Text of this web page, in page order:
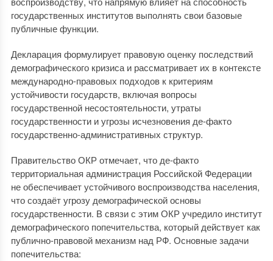
государственных институтов выполнять свои базовые
публичные функции.
Декларация формулирует правовую оценку последствий
демографического кризиса и рассматривает их в контексте
международно-правовых подходов к критериям
устойчивости государств, включая вопросы
государственной несостоятельности, утраты
государственности и угрозы исчезновения де-факто
государственно-административных структур.
Правительство ОКР отмечает, что де-факто
территориальная администрация Российской Федерации
не обеспечивает устойчивого воспроизводства населения,
что создаёт угрозу демографической основы
государственности. В связи с этим ОКР учредило институт
демографического попечительства, который действует как
публично-правовой механизм над РФ. Основные задачи
попечительства: